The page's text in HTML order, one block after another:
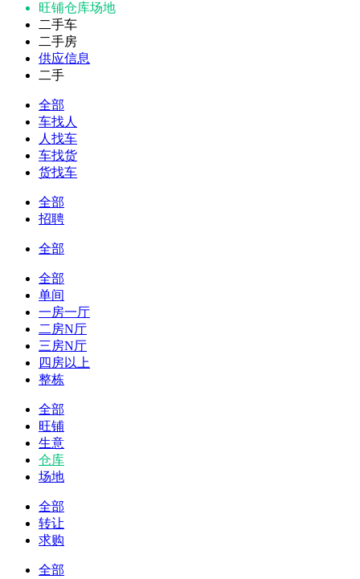
旺铺仓库场地
二手车
二手房
供应信息
二手
全部
车找人
人找车
车找货
货找车
全部
招聘
全部
全部
单间
一房一厅
二房N厅
三房N厅
四房以上
整栋
全部
旺铺
生意
仓库
场地
全部
转让
求购
全部